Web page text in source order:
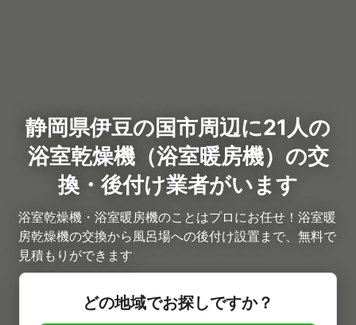
静岡県伊豆の国市周辺に21人の
浴室乾燥機（浴室暖房機）の交
換・後付け業者がいます
浴室乾燥機・浴室暖房機のことはプロにお任せ！浴室暖
房乾燥機の交換から風呂場への後付け設置まで、無料で
見積もりができます
どの地域でお探しですか？